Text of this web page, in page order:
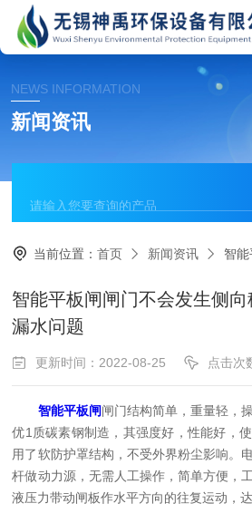
NEWS INFORMATION
新闻资讯
当前位置：首页 新闻资讯 智能平板
智能平板闸闸门不会发生侧
漏水问题
更新时间：2022-08-25 点击次
智能平板闸闸门结构简单，重量轻，
优1质碳素钢制造，其强度好，性能好，
用了软防护罩结构，不受外界粉尘影响。
杆做动力源，无需人工操作，简单方便，
液压力带动闸板作水平方向的往复运动，